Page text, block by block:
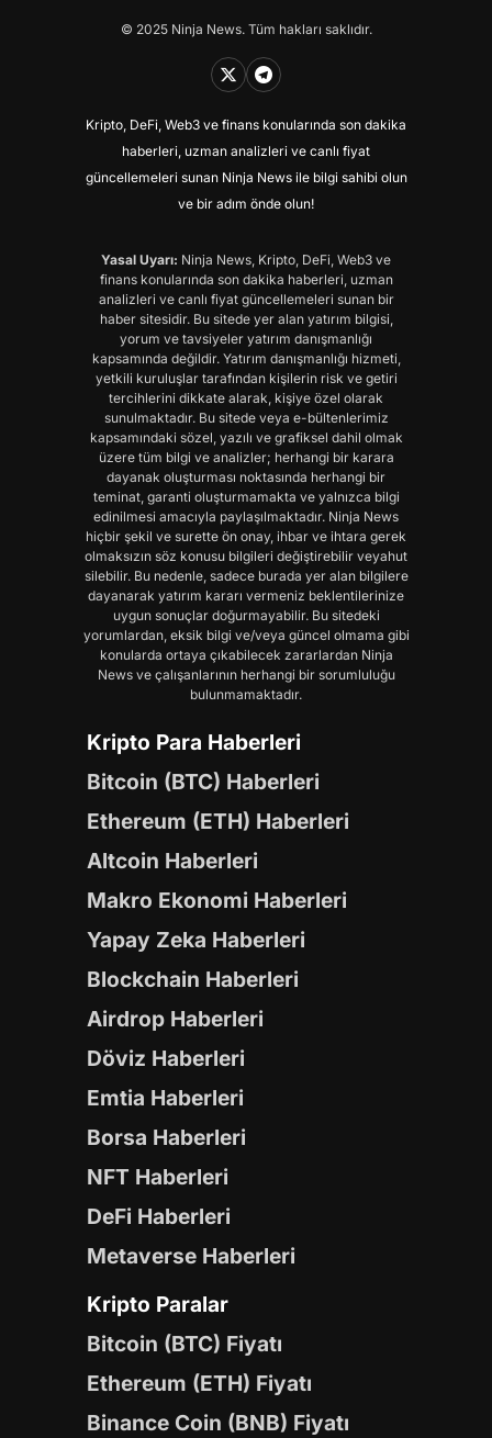
© 2025 Ninja News. Tüm hakları saklıdır.
Kripto, DeFi, Web3 ve finans konularında son dakika
haberleri, uzman analizleri ve canlı fiyat
güncellemeleri sunan Ninja News ile bilgi sahibi olun
ve bir adım önde olun!
Yasal Uyarı: Ninja News, Kripto, DeFi, Web3 ve
finans konularında son dakika haberleri, uzman
analizleri ve canlı fiyat güncellemeleri sunan bir
haber sitesidir. Bu sitede yer alan yatırım bilgisi,
yorum ve tavsiyeler yatırım danışmanlığı
kapsamında değildir. Yatırım danışmanlığı hizmeti,
yetkili kuruluşlar tarafından kişilerin risk ve getiri
tercihlerini dikkate alarak, kişiye özel olarak
sunulmaktadır. Bu sitede veya e-bültenlerimiz
kapsamındaki sözel, yazılı ve grafiksel dahil olmak
üzere tüm bilgi ve analizler; herhangi bir karara
dayanak oluşturması noktasında herhangi bir
teminat, garanti oluşturmamakta ve yalnızca bilgi
edinilmesi amacıyla paylaşılmaktadır. Ninja News
hiçbir şekil ve surette ön onay, ihbar ve ihtara gerek
olmaksızın söz konusu bilgileri değiştirebilir veyahut
silebilir. Bu nedenle, sadece burada yer alan bilgilere
dayanarak yatırım kararı vermeniz beklentilerinize
uygun sonuçlar doğurmayabilir. Bu sitedeki
yorumlardan, eksik bilgi ve/veya güncel olmama gibi
konularda ortaya çıkabilecek zararlardan Ninja
News ve çalışanlarının herhangi bir sorumluluğu
bulunmamaktadır.
Kripto Para Haberleri
Bitcoin (BTC) Haberleri
Ethereum (ETH) Haberleri
Altcoin Haberleri
Makro Ekonomi Haberleri
Yapay Zeka Haberleri
Blockchain Haberleri
Airdrop Haberleri
Döviz Haberleri
Emtia Haberleri
Borsa Haberleri
NFT Haberleri
DeFi Haberleri
Metaverse Haberleri
Kripto Paralar
Bitcoin (BTC) Fiyatı
Ethereum (ETH) Fiyatı
Binance Coin (BNB) Fiyatı